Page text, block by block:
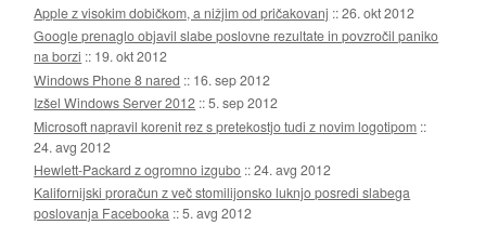
Apple z visokim dobičkom, a nižjim od pričakovanj ::26. okt 2012
Google prenaglo objavil slabe poslovne rezultate in povzročil paniko
na borzi :: 19. okt 2012
Windows Phone 8 nared :: 16. sep 2012
Izšel Windows Server 2012 ::5. sep 2012
Microsoft napravil korenit rez s pretekostjo tudi z novim logotipom ::
24. avg 2012
Hewlett-Packard z ogromno izgubo ::24. avg 2012
Kalifornijski proračun z več stomilijonsko luknjo posredi slabega
poslovanja Facebooka ::5. avg 2012